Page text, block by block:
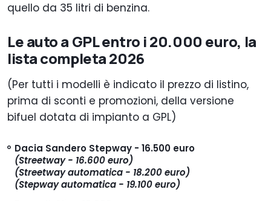
quello da 35 litri di benzina.
Le auto a GPL entro i 20.000 euro, la
lista completa 2026
(Per tutti i modelli è indicato il prezzo di listino,
prima di sconti e promozioni, della versione
bifuel dotata di impianto a GPL)
Dacia Sandero Stepway - 16.500 euro
(Streetway - 16.600 euro)
(Streetway automatica - 18.200 euro)
(Stepway automatica - 19.100 euro)